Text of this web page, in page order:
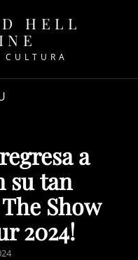
HELL
a
su tan
Show
2024!